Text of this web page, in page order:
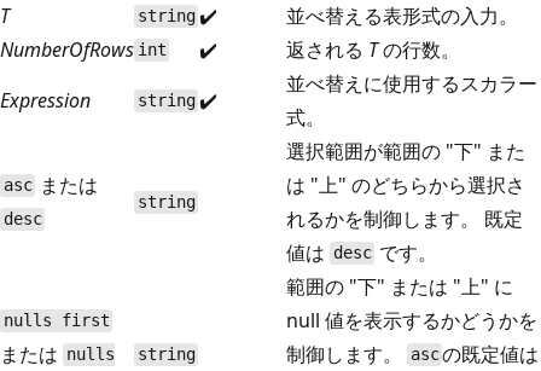
T
string ✔️
並べ替える表形式の入力。
NumberOfRows int ✔️ 返される Tの行数。
Expression
string ✔️
並べ替えに使用するスカラー
式。
asc または
desc
string
選択範囲が範囲の "下" また
は "上" のどちらから選択さ
れるかを制御します。 既定
値は desc です。
nulls first
または nulls
string
範囲の "下" または "上" に
null 値を表示するかどうかを
制御します。
ascの既定値は